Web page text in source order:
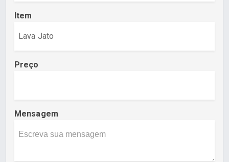
Item
Preço
Mensagem